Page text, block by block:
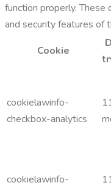
function properly. These
and security features of
Cookie
cookielawinfo-
checkbox-analytics
cookielawinfo-